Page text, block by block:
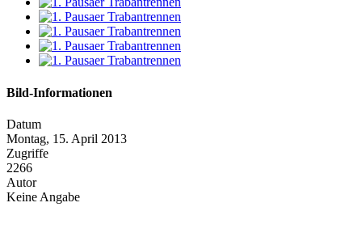
Bild-Informationen
Datum
Montag, 15. April 2013
Zugriffe
2266
Autor
Keine Angabe